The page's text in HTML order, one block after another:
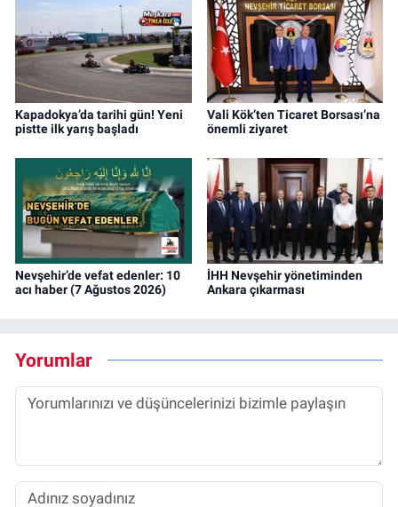
Kapadokya’da tarihi gün! Yeni
pistte ilk yarış başladı
Vali Kök’ten Ticaret Borsası’na
önemli ziyaret
Nevşehir’de vefat edenler: 10
acı haber (7 Ağustos 2026)
İHH Nevşehir yönetiminden
Ankara çıkarması
Yorumlar